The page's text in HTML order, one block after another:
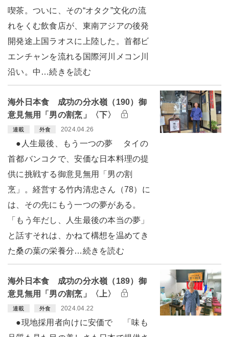
喫茶。ついに、その“オタク”文化の流
れをくむ飲食店が、東南アジアの後発
開発途上国ラオスに上陸した。首都ビ
エンチャンを流れる国際河川メコン川
沿い。中…続きを読む
海外日本食 成功の分水嶺（190）御
意見無用「男の割烹」〈下〉
連載 外食 2024.04.26
●人生最後、もう一つの夢 タイの
首都バンコクで、安価な日本料理の提
供に挑戦する御意見無用「男の割
烹」。経営する竹内清忠さん（78）に
は、その先にもう一つの夢がある。
「もう年だし、人生最後の本当の夢」
と話すそれは、かねて構想を温めてき
た桑の葉の栄養分…続きを読む
海外日本食 成功の分水嶺（189）御
意見無用「男の割烹」〈上〉
連載 外食 2024.04.22
●現地採用者向けに安価で 「味も